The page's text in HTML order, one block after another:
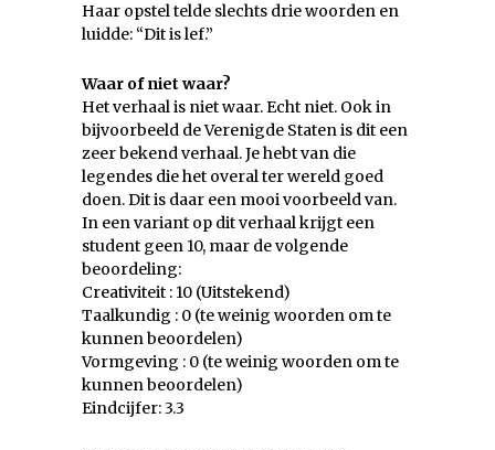
Haar opstel telde slechts drie woorden en
luidde: “Dit is lef.”
Waar of niet waar?
Het verhaal is niet waar. Echt niet. Ook in
bijvoorbeeld de Verenigde Staten is dit een
zeer bekend verhaal. Je hebt van die
legendes die het overal ter wereld goed
doen. Dit is daar een mooi voorbeeld van.
In een variant op dit verhaal krijgt een
student geen 10, maar de volgende
beoordeling:
Creativiteit : 10 (Uitstekend)
Taalkundig : 0 (te weinig woorden om te
kunnen beoordelen)
Vormgeving : 0 (te weinig woorden om te
kunnen beoordelen)
Eindcijfer: 3.3